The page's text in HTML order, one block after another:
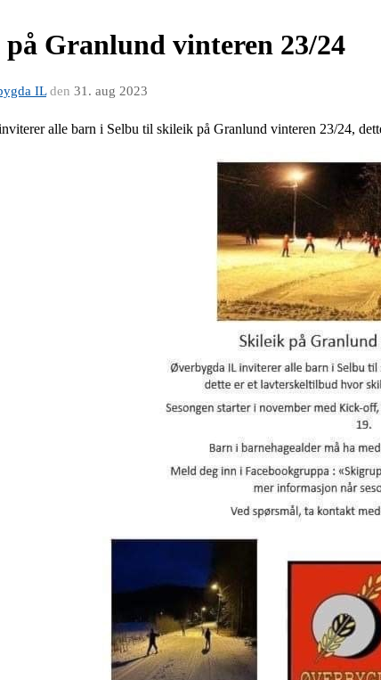
Granlund vinteren 23/24
ILden 31. aug 2023
alle barn i Selbu til skileik på Granlund vinteren 23/24,